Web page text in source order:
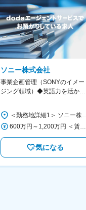
ソニー株式会社
事業企画管理（SONYのイメー
ジング領域）◆英語力を活か
気になる